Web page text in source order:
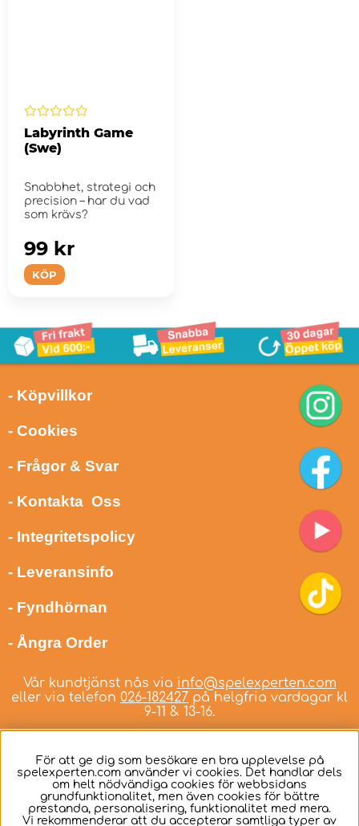
Labyrinth Game
(Swe)
Snabbhet, strategi och
precision – har du vad
som krävs?
KÖP
99 kr
- Köpvillkor
- Cookies
- Frågor & Svar
- Kontakta Oss
- Integritetspolicy
- Leveransinfo
- Fyndhörnan
- Ångra Order
Vår kundtjänst nås via info@spelexperten.com
eller via telefon 026-182427 på helgfria vardagar kl
9-11 & 13-16.
Svenska
För att ge dig som besökare en bra upplevelse på
spelexperten.com använder vi cookies. Det handlar dels
om helt nödvändiga cookies för webbsidans
grundfunktionalitet, men även cookies för bättre
prestanda, personalisering, funktionalitet med mera.
Vi rekommenderar att du accepterar samtliga typer av